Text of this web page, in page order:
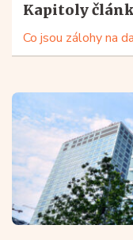
Kapitoly
Co jsou zálohy na